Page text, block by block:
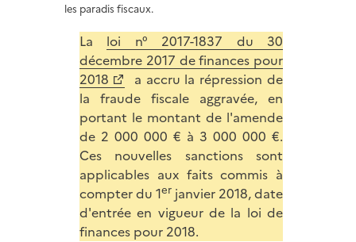
les paradis fiscaux.
La loi n° 2017-1837 du 30
décembre 2017 de finances pour
2018
a accru la répression de
la fraude fiscale aggravée, en
portant le montant de l'amende
de 2 000 000 € à 3 000 000 €.
Ces nouvelles sanctions sont
applicables aux faits commis à
compter du 1erjanvier 2018, date
d'entrée en vigueur de la loi de
finances pour 2018.